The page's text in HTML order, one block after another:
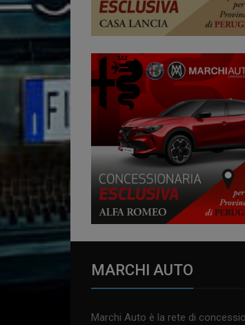
MARCHI AUTO
Marchi Auto è la rete di